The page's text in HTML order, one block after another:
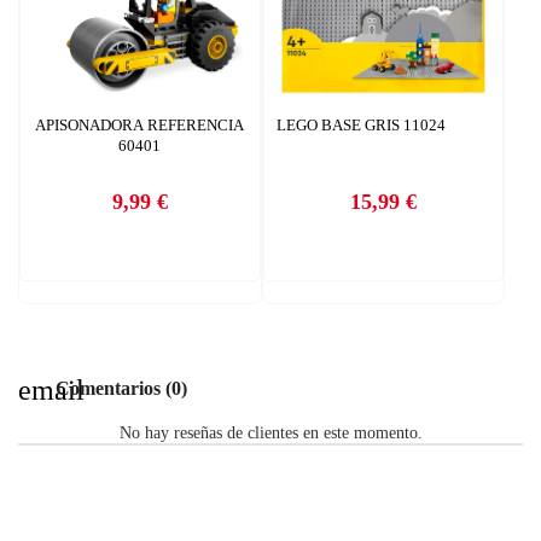
APISONADORA REFERENCIA
60401
Precio
9,99 €
LEGO BASE GRIS 11024
Precio
15,99 €
emailComentarios (0)
No hay reseñas de clientes en este momento.